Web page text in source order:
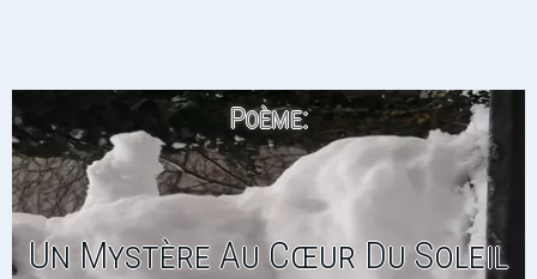
Poème:
Un Mystère Au Cœur Du Soleil